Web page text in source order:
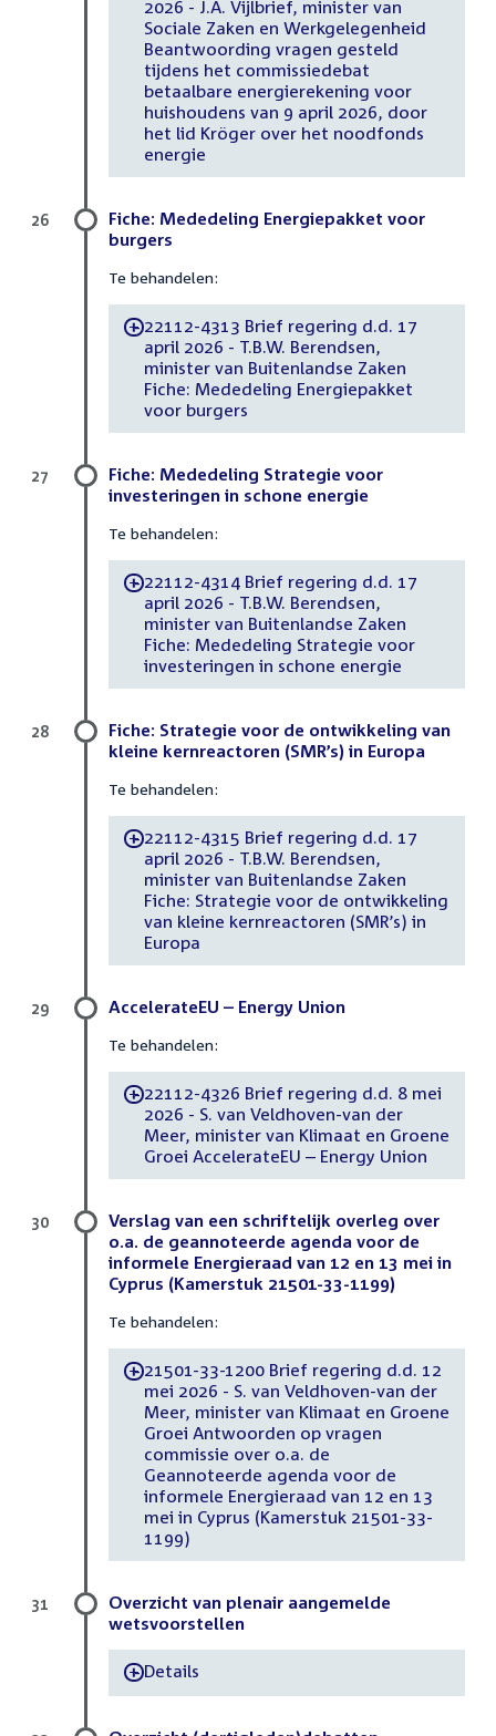
2026 - J.A. Vijlbrief, minister van
Sociale Zaken en Werkgelegenheid
Beantwoording vragen gesteld
tijdens het commissiedebat
betaalbare energierekening voor
huishoudens van 9 april 2026, door
het lid Kröger over het noodfonds
energie
Fiche: Mededeling Energiepakket voor
burgers
Te behandelen:
-22112-4313 Brief regering d.d. 17
april 2026 - T.B.W. Berendsen,
minister van Buitenlandse Zaken
Fiche: Mededeling Energiepakket
voor burgers
26
Fiche: Mededeling Strategie voor
investeringen in schone energie
Te behandelen:
-22112-4314 Brief regering d.d. 17
april 2026 - T.B.W. Berendsen,
minister van Buitenlandse Zaken
Fiche: Mededeling Strategie voor
investeringen in schone energie
27
Fiche: Strategie voor de ontwikkeling van
kleine kernreactoren (SMR’s) in Europa
Te behandelen:
-22112-4315 Brief regering d.d. 17
april 2026 - T.B.W. Berendsen,
minister van Buitenlandse Zaken
Fiche: Strategie voor de ontwikkeling
van kleine kernreactoren (SMR’s) in
Europa
28
AccelerateEU – Energy Union
Te behandelen:
-22112-4326 Brief regering d.d. 8 mei
2026 - S. van Veldhoven-van der
Meer, minister van Klimaat en Groene
Groei AccelerateEU – Energy Union
29
Verslag van een schriftelijk overleg over
o.a. de geannoteerde agenda voor de
informele Energieraad van 12 en 13 mei in
Cyprus (Kamerstuk 21501-33-1199)
Te behandelen:
-21501-33-1200 Brief regering d.d. 12
mei 2026 - S. van Veldhoven-van der
Meer, minister van Klimaat en Groene
Groei Antwoorden op vragen
commissie over o.a. de
Geannoteerde agenda voor de
informele Energieraad van 12 en 13
mei in Cyprus (Kamerstuk 21501-33-
1199)
30
Overzicht van plenair aangemelde
wetsvoorstellen
-Details
31